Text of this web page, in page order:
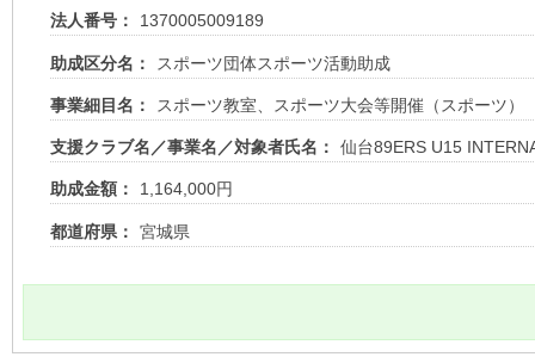
法人番号： 1370005009189
助成区分名： スポーツ団体スポーツ活動助成
事業細目名： スポーツ教室、スポーツ大会等開催（スポーツ）
支援クラブ名／事業名／対象者氏名： 仙台89ERS U15
助成金額： 1,164,000円
都道府県： 宮城県